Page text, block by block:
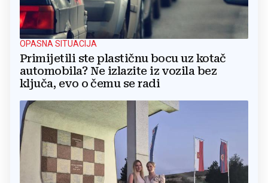
OPASNA SITUACIJA
Primijetili ste plastičnu bocu uz kotač
automobila? Ne izlazite iz vozila bez
ključa, evo o čemu se radi